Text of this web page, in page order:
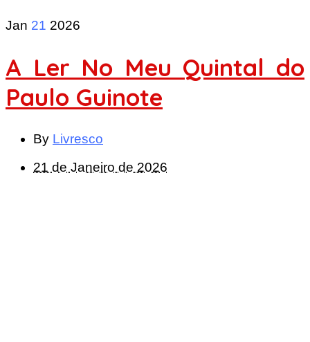
Jan 21 2026
A Ler No Meu Quintal do
Paulo Guinote
By Livresco
21 de Janeiro de 2026